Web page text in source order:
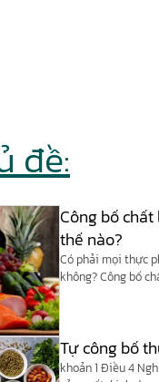
đề:
Công bố
thế nào?
Có phải mọi thực
không? Công bố
Tự công bố
khoản 1 Điều 4